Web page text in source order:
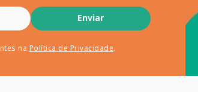
Enviar
na Política de Privacidade.